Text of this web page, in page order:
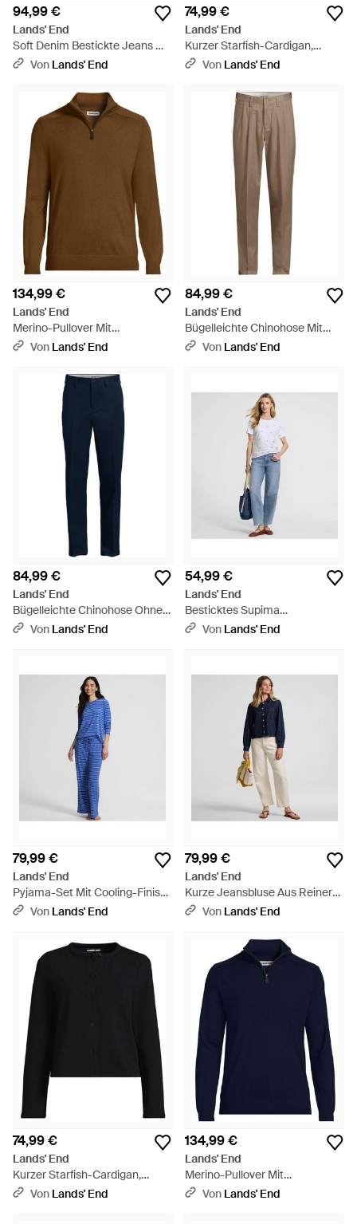
94,99 €
Lands' End
Soft Denim Bestickte Jeans Mit
Weitem Bein, Damen, Größe
Mischung, By - Blau
Von Lands' End
74,99 €
Lands' End
Kurzer Starfish-Cardigan,
Damen, Größe Regular,
Von Lands' End
134,99 €
Lands' End
Merino-Pullover Mit
Reißverschluss, Herren, Größe
Von Lands' End
84,99 €
Lands' End
Bügelleichte Chinohose Mit
Bundfalten, Komfortbund,
Von Lands' End
84,99 €
Lands' End
Bügelleichte Chinohose Ohne
Bundfalten, Classic Fit, Herren,
Von Lands' End
54,99 €
Lands' End
Besticktes Supima
Rundhalsshirt, Damen, Größe
Von Lands' End
79,99 €
Lands' End
Pyjama-Set Mit Cooling-Finish,
Damen, Größe Regular, By -
Von Lands' End
79,99 €
Lands' End
Kurze Jeansbluse Aus Reiner
Baumwolle, Damen, Größe
Von Lands' End
74,99 €
Lands' End
Kurzer Starfish-Cardigan,
Damen, Größe Regular,
Von Lands' End
134,99 €
Lands' End
Merino-Pullover Mit
Reißverschluss, Herren, Größe
Von Lands' End